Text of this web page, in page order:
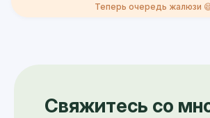
Теперь очередь жалюзи
Свяжитесь со